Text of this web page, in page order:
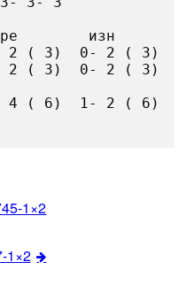
изн
( 3)  0- 2 ( 3)
( 3)  0- 2 ( 3)
4 ( 6)  1- 2 ( 6)
1×2
1×2